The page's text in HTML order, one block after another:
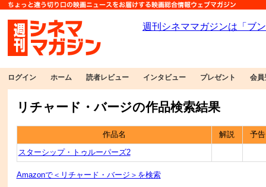
ログイン ホーム 読者レビュー インタビュー プレゼント 会員
リチャード・バージの作品検索結果
作品名 解説 予告
スターシップ・トゥルーパーズ2
Amazonで＜リチャード・バージ＞を検索